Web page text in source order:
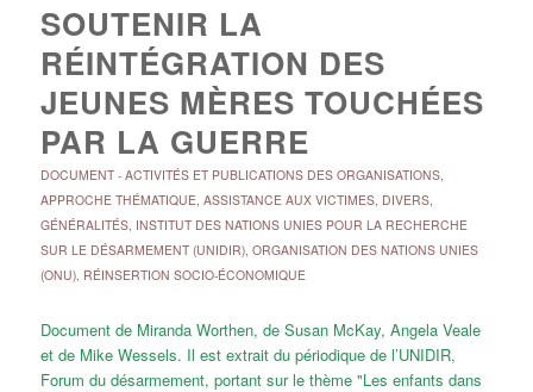
SOUTENIR LA
RÉINTÉGRATION DES
JEUNES MÈRES TOUCHÉES
PAR LA GUERRE
DOCUMENT- ACTIVITÉS ET PUBLICATIONS DES ORGANISATIONS,
APPROCHE THÉMATIQUE, ASSISTANCE AUX VICTIMES, DIVERS,
GÉNÉRALITÉS, INSTITUT DES NATIONS UNIES POUR LA RECHERCHE
SUR LE DÉSARMEMENT (UNIDIR), ORGANISATION DES NATIONS UNIES
(ONU), RÉINSERTION SOCIO-ÉCONOMIQUE
Document de Miranda Worthen, de Susan McKay, Angela Veale
et de Mike Wessels. Il est extrait du périodique de l’UNIDIR,
Forum du désarmement, portant sur le thème "Les enfants dans